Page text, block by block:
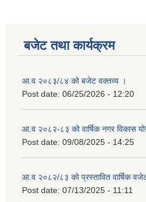
बजेट तथा कार्यक्रम
आ.व २०८३/८४ को बजेट वक्तव्य ।
Post date: 06/25/2026 - 12:20
आ.व २०८२-८३ को वार्षिक नगर विकास
Post date: 09/08/2025 - 14:25
आ.व २०८२/८३ को प्रस्तावित वार्षिक
Post date: 07/13/2025 - 11:11